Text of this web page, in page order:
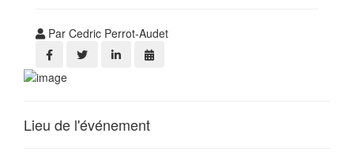
Par Cedric Perrot-Audet
Lieu de l'événement